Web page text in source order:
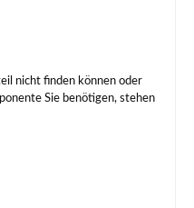
nicht finden können oder
Sie benötigen, stehen